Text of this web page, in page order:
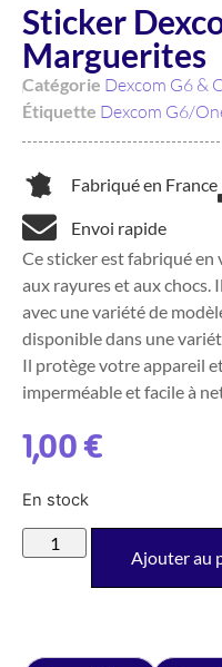
Sticker
Marguerites
Catégorie Dexcom G6 &
Étiquette Dexcom G6/
Fabriqué en France
Envoi rapide
Ce sticker est fabriqué
aux rayures et aux chocs.
avec une variété de
disponible dans une
Il protège votre appareil
imperméable et facile à
1,00€
En stock
Ajouter au